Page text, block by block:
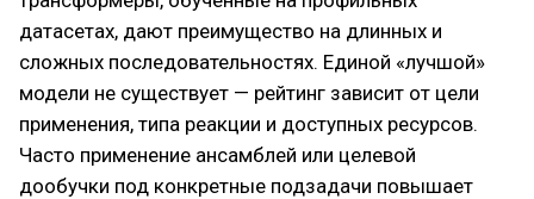
датасетах, дают преимущество на длинных и
сложных последовательностях. Единой «лучшой»
модели не существует — рейтинг зависит от цели
применения, типа реакции и доступных ресурсов.
Часто применение ансамблей или целевой
дообучки под конкретные подзадачи повышает